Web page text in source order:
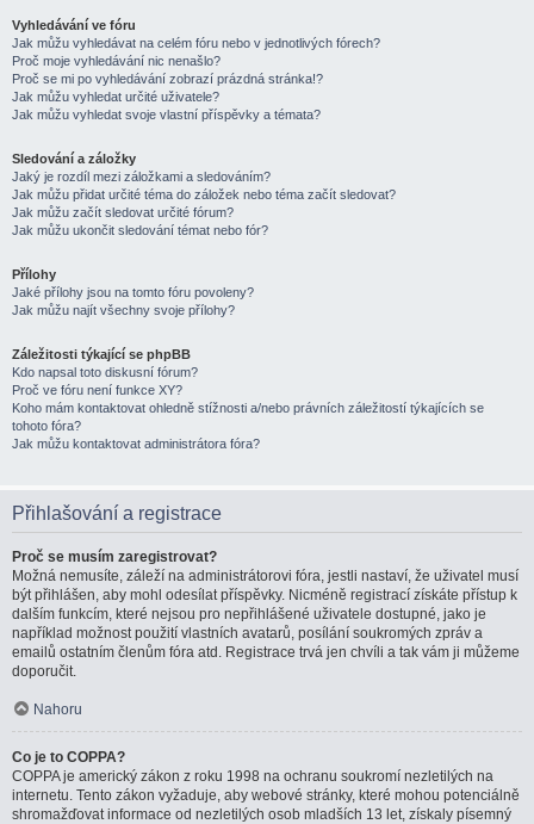
Vyhledávání ve fóru
Jak můžu vyhledávat na celém fóru nebo v jednotlivých fórech?
Proč moje vyhledávání nic nenašlo?
Proč se mi po vyhledávání zobrazí prázdná stránka!?
Jak můžu vyhledat určité uživatele?
Jak můžu vyhledat svoje vlastní příspěvky a témata?
Sledování a záložky
Jaký je rozdíl mezi záložkami a sledováním?
Jak můžu přidat určité téma do záložek nebo téma začít sledovat?
Jak můžu začít sledovat určité fórum?
Jak můžu ukončit sledování témat nebo fór?
Přílohy
Jaké přílohy jsou na tomto fóru povoleny?
Jak můžu najít všechny svoje přílohy?
Záležitosti týkající se phpBB
Kdo napsal toto diskusní fórum?
Proč ve fóru není funkce XY?
Koho mám kontaktovat ohledně stížnosti a/nebo právních záležitostí týkajících se
tohoto fóra?
Jak můžu kontaktovat administrátora fóra?
Přihlašování a registrace
Proč se musím zaregistrovat?
Možná nemusíte, záleží na administrátorovi fóra, jestli nastaví, že uživatel musí
být přihlášen, aby mohl odesílat příspěvky. Nicméně registrací získáte přístup k
dalším funkcím, které nejsou pro nepřihlášené uživatele dostupné, jako je
například možnost použití vlastních avatarů, posílání soukromých zpráv a
emailů ostatním členům fóra atd. Registrace trvá jen chvíli a tak vám ji můžeme
doporučit.
Nahoru
Co je to COPPA?
COPPA je americký zákon z roku 1998 na ochranu soukromí nezletilých na
internetu. Tento zákon vyžaduje, aby webové stránky, které mohou potenciálně
shromažďovat informace od nezletilých osob mladších 13 let, získaly písemný